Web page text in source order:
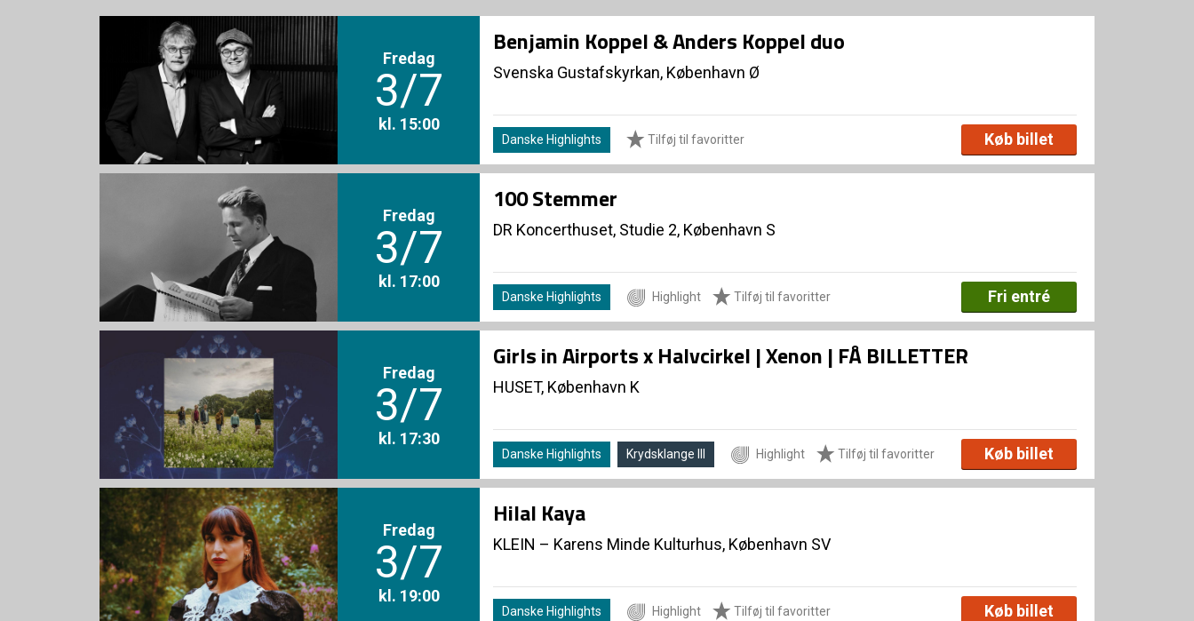
Fredag
3/7
kl. 15:00
Benjamin Koppel & Anders Koppel duo
Svenska Gustafskyrkan, København Ø
Danske Highlights Tilføj til favoritter Køb billet
Fredag
3/7
kl. 17:00
100 Stemmer
DR Koncerthuset, Studie 2, København S
Danske Highlights Highlight Tilføj til favoritter Fri entré
Fredag
3/7
kl. 17:30
Girls in Airports x Halvcirkel | Xenon | FÅ BILLETTER
HUSET, København K
Danske Highlights Krydsklange III Highlight Tilføj til favoritter Køb billet
Fredag
3/7
kl. 19:00
Hilal Kaya
KLEIN – Karens Minde Kulturhus, København SV
Danske Highlights Highlight Tilføj til favoritter Køb billet